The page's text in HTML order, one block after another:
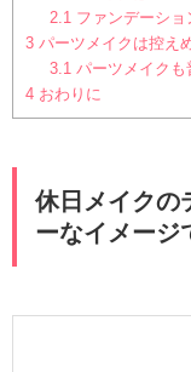
2.1 ファンデーシ
3 パーツメイクは控え
3.1 パーツメイク
4 おわりに
休日メイクの
ーなイメージ